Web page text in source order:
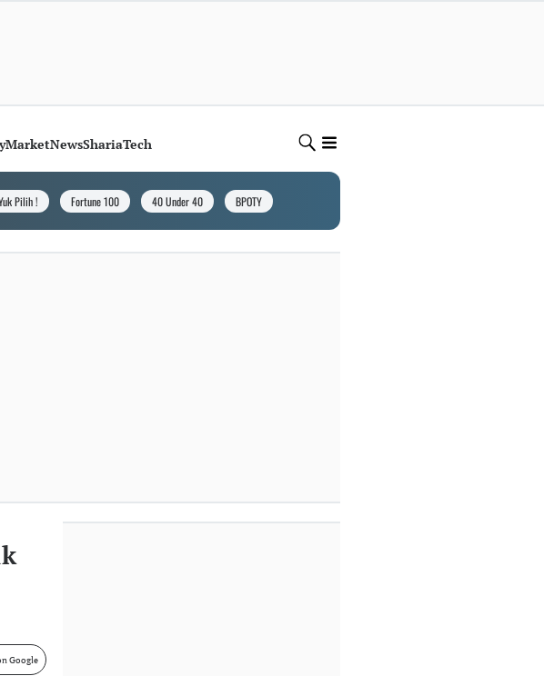
MarketNewsShariaTech
Pilih ! Fortune 100 40 Under 40 BPOTY
Google